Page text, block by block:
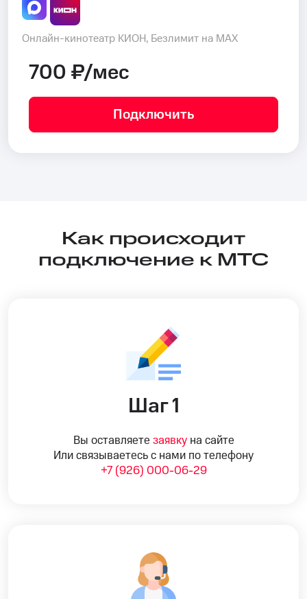
Онлайн-кинотеатр КИОН, Безлимит на MAX
700 ₽/мес
Подключить
Как происходит
подключение к МТС
Шаг 1
Вы оставляете заявкуна сайте
Или связываетесь с нами по телефону
+7 (926) 000-06-29